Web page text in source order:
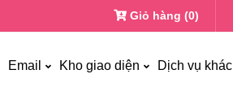
Giỏ hàng (0)
Email Kho giao diện Dịch vụ khác